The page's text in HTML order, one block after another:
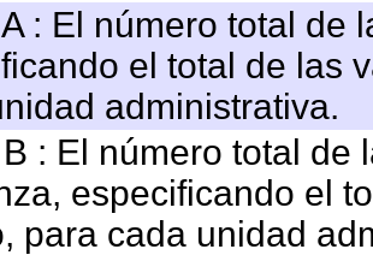
: El número total de
el total de las
administrativa.
: El número total de
especificando el
para cada unidad